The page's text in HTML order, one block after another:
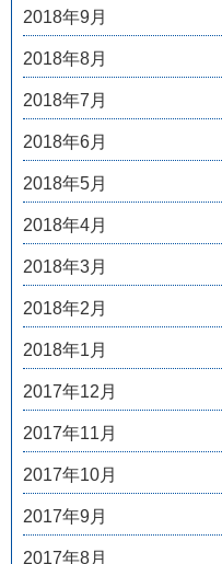
2018年9月
2018年8月
2018年7月
2018年6月
2018年5月
2018年4月
2018年3月
2018年2月
2018年1月
2017年12月
2017年11月
2017年10月
2017年9月
2017年8月